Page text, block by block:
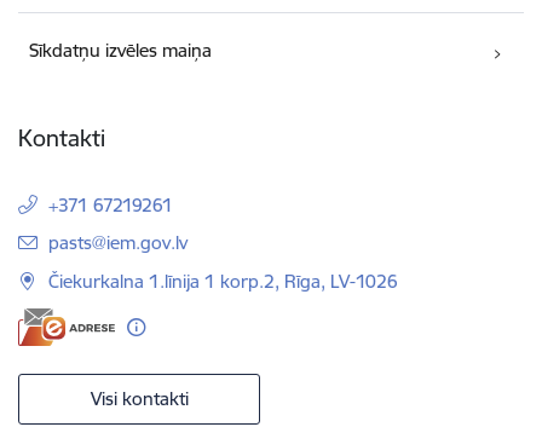
Sīkdatņu izvēles maiņa
Kontakti
+371 67219261
E-pasts:
pasts@iem.gov.lv
Čiekurkalna 1.līnija 1 korp.2, Rīga, LV-1026
Visi kontakti